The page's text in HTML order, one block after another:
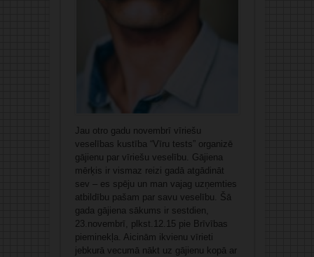
Jau otro gadu novembrī vīriešu
veselības kustība “Vīru tests” organizē
gājienu par vīriešu veselību. Gājiena
mērķis ir vismaz reizi gadā atgādināt
sev – es spēju un man vajag uzņemties
atbildību pašam par savu veselību. Šā
gada gājiena sākums ir sestdien,
23.novembrī, plkst.12.15 pie Brīvības
pieminekļa. Aicinām ikvienu vīrieti
jebkurā vecumā nākt uz gājienu kopā ar